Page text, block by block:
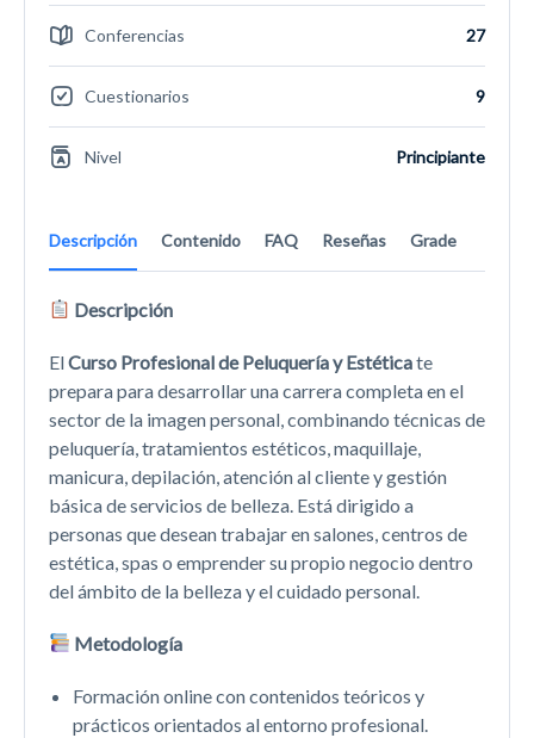
Descripción Contenido FAQ Reseñas Grade
Descripción
ElCurso Profesional de Peluquería y Estéticate
prepara para desarrollar una carrera completa en el
sector de la imagen personal, combinando técnicas de
peluquería, tratamientos estéticos, maquillaje,
manicura, depilación, atención al cliente y gestión
básica de servicios de belleza. Está dirigido a
personas que desean trabajar en salones, centros de
estética, spas o emprender su propio negocio dentro
del ámbito de la belleza y el cuidado personal.
Metodología
Formación online con contenidos teóricos y
prácticos orientados al entorno profesional.
Conferencias 27
Cuestionarios 9
Nivel Principiante